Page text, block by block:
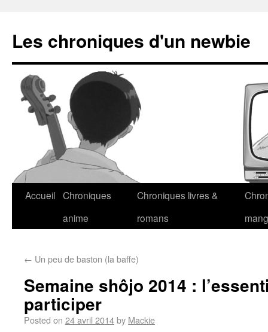
Les chroniques d'un newbie
Accueil Chroniques
anime
Chroniques livres &
romans
← Un peu de baston (la baffe)
Semaine shôjo 2014 :
participer
Posted on 24 avril 2014by Mackie